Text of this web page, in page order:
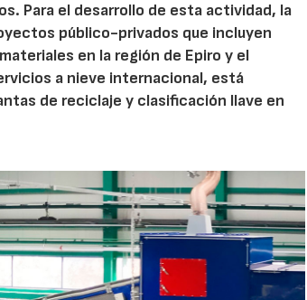
Para el desarrollo de esta actividad, la
público-privados que incluyen
en la región de Epiro y el
a nieve internacional, está
de reciclaje y clasificación llave en